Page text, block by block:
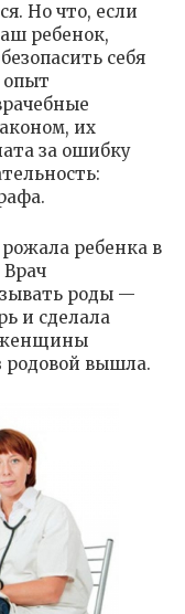
Но что, если
ребенок,
себя
опыт
их
за ошибку
ребенка в
Врач
роды —
и сделала
женщины
родовой вышла.